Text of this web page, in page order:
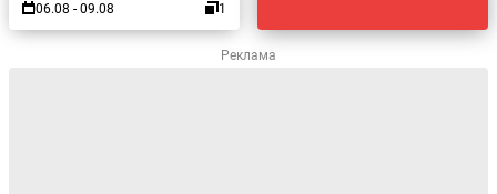
06.08 - 09.08
1
Реклама